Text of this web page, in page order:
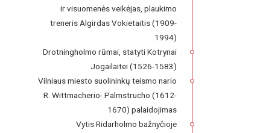
ir visuomenės veikėjas, plaukimo
treneris Algirdas Vokietaitis (1909-
1994)
Drotningholmo rūmai, statyti Kotrynai
Jogailaitei (1526-1583)
Vilniaus miesto suolininkų teismo nario
R. Wittmacherio- Palmstrucho (1612-
1670) palaidojimas
Vytis Ridarholmo bažnyčioje